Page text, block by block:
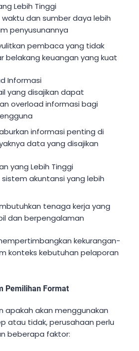
Lebih Tinggi
waktu dan sumber daya lebih
penyusunannya
pembaca yang tidak
belakang keuangan yang kuat
Informasi
yang disajikan dapat
overload informasi bagi
informasi penting di
data yang disajikan
yang Lebih Tinggi
sistem akuntansi yang lebih
tenaga kerja yang
dan berpengalaman
kekurangan-
konteks kebutuhan pelaporan
Pemilihan Format
apakah akan menggunakan
atau tidak, perusahaan perlu
beberapa faktor: